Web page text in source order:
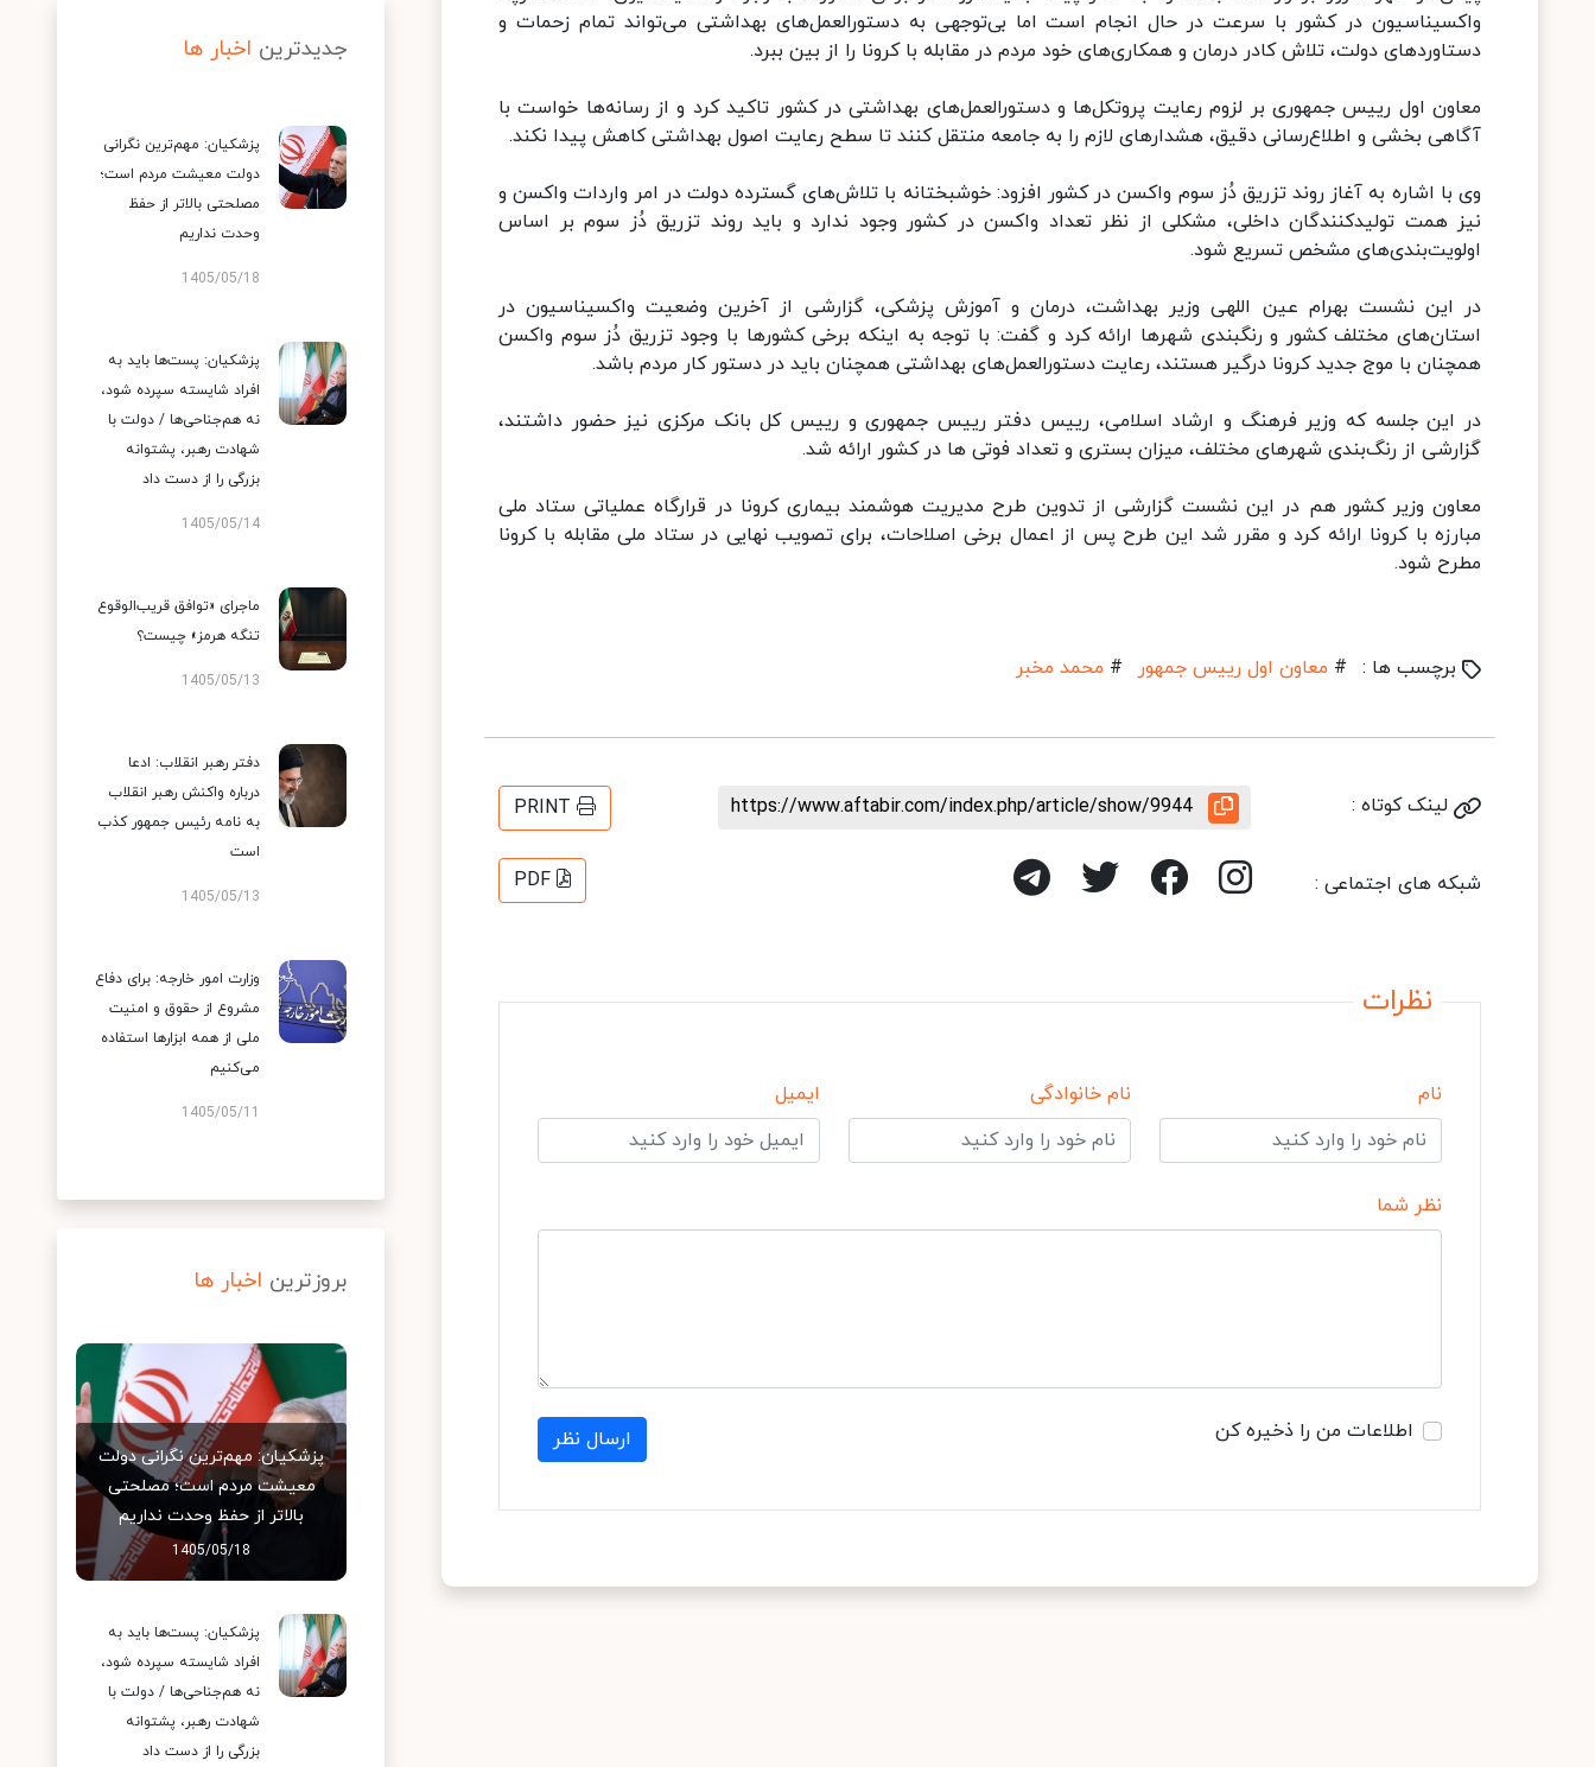
واکسیناسیون در کشور با سرعت در حال انجام است اما بی‌توجهی به دستورالعمل‌های بهداشتی می‌تواند تمام زحمات و
دستاوردهای دولت، تلاش کادر درمان و همکاری‌های خود مردم در مقابله با کرونا را از بین ببرد.
معاون اول رییس جمهوری بر لزوم رعایت پروتکل‌ها و دستورالعمل‌های بهداشتی در کشور تاکید کرد و از رسانه‌ها خواست با
آگاهی بخشی و اطلاع‌رسانی دقیق، هشدارهای لازم را به جامعه منتقل کنند تا سطح رعایت اصول بهداشتی کاهش پیدا نکند.
وی با اشاره به آغاز روند تزریق دُز سوم واکسن در کشور افزود: خوشبختانه با تلاش‌های گسترده دولت در امر واردات واکسن و
نیز همت تولیدکنندگان داخلی، مشکلی از نظر تعداد واکسن در کشور وجود ندارد و باید روند تزریق دُز سوم بر اساس
اولویت‌بندی‌های مشخص تسریع شود.
در این نشست بهرام عین اللهی وزیر بهداشت، درمان و آموزش پزشکی، گزارشی از آخرین وضعیت واکسیناسیون در
استان‌های مختلف کشور و رنگبندی شهرها ارائه کرد و گفت: با توجه به اینکه برخی کشورها با وجود تزریق دُز سوم واکسن
همچنان با موج جدید کرونا درگیر هستند، رعایت دستورالعمل‌های بهداشتی همچنان باید در دستور کار مردم باشد.
در این جلسه که وزیر فرهنگ و ارشاد اسلامی، رییس دفتر رییس جمهوری و رییس کل بانک مرکزی نیز حضور داشتند،
گزارشی از رنگ‌بندی شهرهای مختلف، میزان بستری و تعداد فوتی ها در کشور ارائه شد.
معاون وزیر کشور هم در این نشست گزارشی از تدوین طرح مدیریت هوشمند بیماری کرونا در قرارگاه عملیاتی ستاد ملی
مبارزه با کرونا ارائه کرد و مقرر شد این طرح پس از اعمال برخی اصلاحات، برای تصویب نهایی در ستاد ملی مقابله با کرونا
مطرح شود.
برچسب ها : # معاون اول رییس جمهور # محمد مخبر
لینک کوتاه : https://www.aftabir.com/index.php/article/show/9944
PRINT
شبکه های اجتماعی : PDF
نظرات
نام نام خانوادگی ایمیل
نظر شما
اطلاعات من را ذخیره کن ارسال نظر
جدیدترین اخبار ها
پزشکیان: مهم‌ترین نگرانی
دولت معیشت مردم است؛
مصلحتی بالاتر از حفظ
وحدت نداریم
1405/05/18
پزشکیان: پست‌ها باید به
افراد شایسته سپرده شود،
نه هم‌جناحی‌ها / دولت با
شهادت رهبر، پشتوانه
بزرگی را از دست داد
1405/05/14
ماجرای «توافق قریب‌الوقوع
تنگه هرمز» چیست؟
1405/05/13
دفتر رهبر انقلاب: ادعا
درباره واکنش رهبر انقلاب
به نامه رئیس جمهور کذب
است
1405/05/13
وزارت امور خارجه: برای دفاع
مشروع از حقوق و امنیت
ملی از همه ابزارها استفاده
می‌کنیم
1405/05/11
بروزترین اخبار ها
پزشکیان: مهم‌ترین نگرانی دولت
معیشت مردم است؛ مصلحتی
بالاتر از حفظ وحدت نداریم
1405/05/18
پزشکیان: پست‌ها باید به
افراد شایسته سپرده شود،
نه هم‌جناحی‌ها / دولت با
شهادت رهبر، پشتوانه
بزرگی را از دست داد